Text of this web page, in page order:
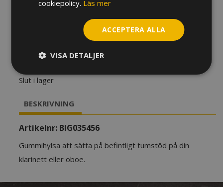
TUMSTÖD BG KLARINETT/OBOE
A21, STANDARD
kr
Slut i lager
BESKRIVNING
Artikelnr: BIG035456
Gummihylsa att sätta på befintligt tumstöd på din
klarinett eller oboe.
cookiepolicy. Läs mer
ACCEPTERA ALLA
VISA DETALJER